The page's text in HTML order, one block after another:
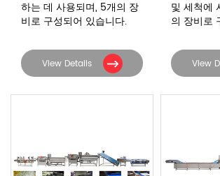
하는 데 사용되며, 5개의 장
비로 구성되어 있습니다.
View Details
및 세척에
의 장비로
View